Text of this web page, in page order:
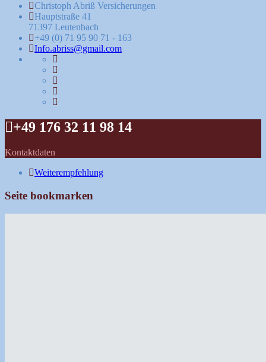
Christoph Abriß Versicherungen
Hauptstraße 41
71397 Leutenbach
+49 (0) 71 95 90 71 - 163
Info.abriss@gmail.com
+49 176 32 11 98 14
Kontaktdaten
Weiterempfehlung
Seite bookmarken